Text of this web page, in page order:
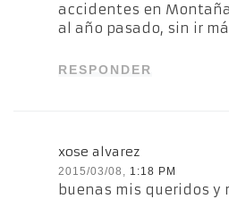
accidentes en
al año pasado, sin ir
RESPONDER
xose alvarez
2015/03/08, 1:18 PM
buenas mis queridos y